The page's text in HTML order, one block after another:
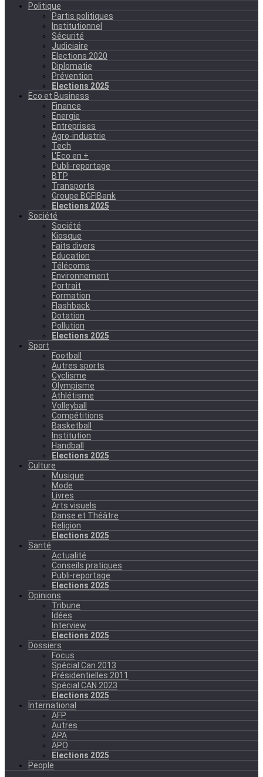
Politique
Partis politiques
Institutionnel
Sécurité
Judiciaire
Elections 2020
Diplomatie
Prévention
Elections 2025
Eco et Business
Finance
Energie
Entreprises
Agro-industrie
Tech
L'Eco en +
Publi-reportage
BTP
Transports
Groupe BGFIBank
Elections 2025
Société
Société
Kiosque
Faits divers
Education
Télécoms
Environnement
Portrait
Formation
Flashback
Dotation
Pollution
Elections 2025
Sport
Football
Autres sports
Cyclisme
Olympisme
Athlétisme
Volleyball
Compétitions
Basketball
Institution
Handball
Elections 2025
Culture
Musique
Mode
Livres
Arts visuels
Danse et Théâtre
Religion
Elections 2025
Santé
Actualité
Conseils pratiques
Publi-reportage
Elections 2025
Opinions
Tribune
Idées
Interview
Elections 2025
Dossiers
Focus
Spécial Can 2013
Présidentielles 2011
Spécial CAN 2023
Elections 2025
International
AFP
Autres
APA
APO
Elections 2025
People